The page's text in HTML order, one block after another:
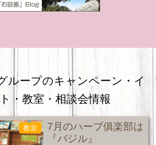
ループのキャンペーン・ イ
・教室・相談会情報
教室
7月のハーブ俱楽部は
『バジル』